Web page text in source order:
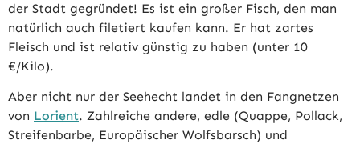
der Stadt gegründet! Es ist ein großer Fisch, den man
natürlich auch filetiert kaufen kann. Er hat zartes
Fleisch und ist relativ günstig zu haben (unter 10
€/Kilo).
Aber nicht nur der Seehecht landet in den Fangnetzen
von Lorient. Zahlreiche andere, edle (Quappe, Pollack,
Streifenbarbe, Europäischer Wolfsbarsch) und